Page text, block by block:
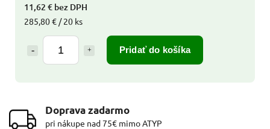
11,62 € bez DPH
285,80 € / 20 ks
Pridať do košíka
Doprava zadarmo
pri nákupe nad 75€ mimo ATYP